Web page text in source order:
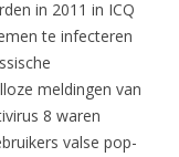
in 2011 in ICQ
te infecteren
meldingen van
8 waren
valse pop-